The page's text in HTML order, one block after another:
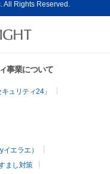
All Rights Reserved.
事業について
ュリティ24」
エラエ）
まし対策